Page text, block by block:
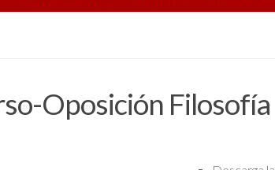
Oposición Filosofía